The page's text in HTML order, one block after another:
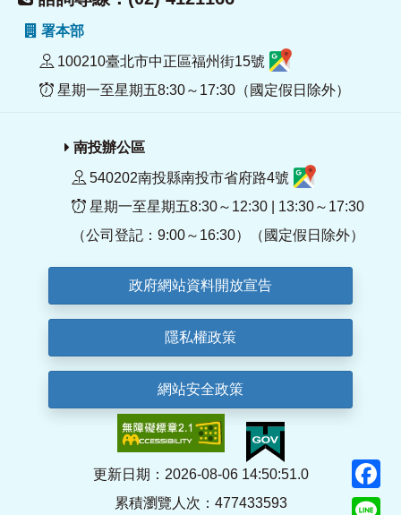
署本部
100210臺北市中正區福州街15號
星期一至星期五8:30～17:30（國定假日除外）
南投辦公區
540202南投縣南投市省府路4號
星期一至星期五8:30～12:30 | 13:30～17:30
（公司登記：9:00～16:30）（國定假日除外）
政府網站資料開放宣告
隱私權政策
網站安全政策
更新日期：2026-08-06 14:50:51.0
累積瀏覽人次：477433593